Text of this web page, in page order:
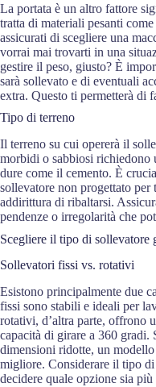
La portata è un altro fattore
tratta di materiali pesanti
assicurati di scegliere una
vorrai mai trovarti in una
gestire il peso, giusto? È
sarà sollevato e di eventuali
extra. Questo ti permetterà di
Tipo di terreno
Il terreno su cui opererà il
morbidi o sabbiosi richiedono
dure come il cemento. È
sollevatore non progettato
addirittura di ribaltarsi.
pendenze o irregolarità che
Scegliere il tipo di sollevatore
Sollevatori fissi vs. rotativi
Esistono principalmente due
fissi sono stabili e ideali per
rotativi, d’altra parte, offrono
capacità di girare a 360
dimensioni ridotte, un modello
migliore. Considerare il tipo
decidere quale opzione sia più